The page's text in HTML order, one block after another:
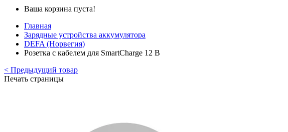
Ваша корзина пуста!
Главная
Зарядные устройства аккумулятора
DEFA (Норвегия)
Розетка с кабелем для SmartCharge 12 В
< Предыдущий товар
Печать страницы